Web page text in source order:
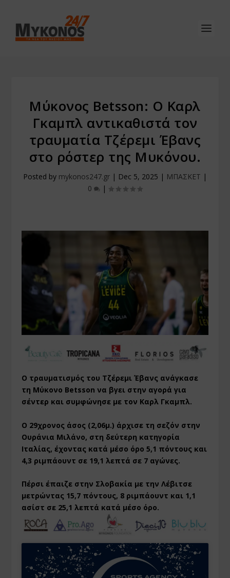
Μύκονος Betsson: Ο Καρλ
Γκαμπλ αντικαθιστά τον
τραυματία Τζέρεμι Έβανς
στο ρόστερ της Μυκόνου.
Posted by mykonos247.gr | Dec 5, 2025 | ΜΠΑΣΚΕΤ |
0
|
Ο τραυματισμός του Τζέρεμι Έβανς ανάγκασε
τη Μύκονο Betsson να βγει στην αγορά για
σέντερ και συμφώνησε με τον Καρλ Γκαμπλ.
Ο 29χρονος άσος (2,06μ.) άρχισε τη σεζόν στην
Ουράνια Μιλάνο, στη δεύτερη κατηγορία
Ιταλίας, έχοντας κατά μέσο όρο 5,1 πόντους και
4,3 ριμπάουντ σε 19,1 λεπτά σε 7 αγώνες.
Πέρσι έπαιζε στην Σλοβακία με την Λέβιτσε
μετρώντας 15,7 πόντους, 8 ριμπάουντ και 1,1
ασίστ σε 25,1 λεπτά κατά μέσο όρο.